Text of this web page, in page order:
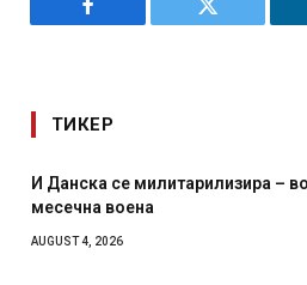
Facebook Twitter
ТИКЕР
И Данска се милитарилизира –
месечна воена
AUGUST 4, 2026